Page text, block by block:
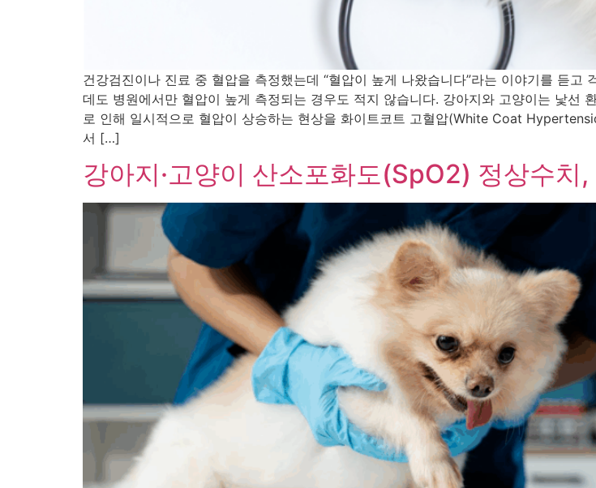
건강검진이나 진료 중 혈압을 측정했는데 “혈압이 높게 나왔습니다”라는 이야기를 듣
데도 병원에서만 혈압이 높게 측정되는 경우도 적지 않습니다. 강아지와 고양이는 낯선
로 인해 일시적으로 혈압이 상승하는 현상을 화이트코트 고혈압(White Coat
서 […]
강아지·고양이 산소포화도(SpO2) 정상수치